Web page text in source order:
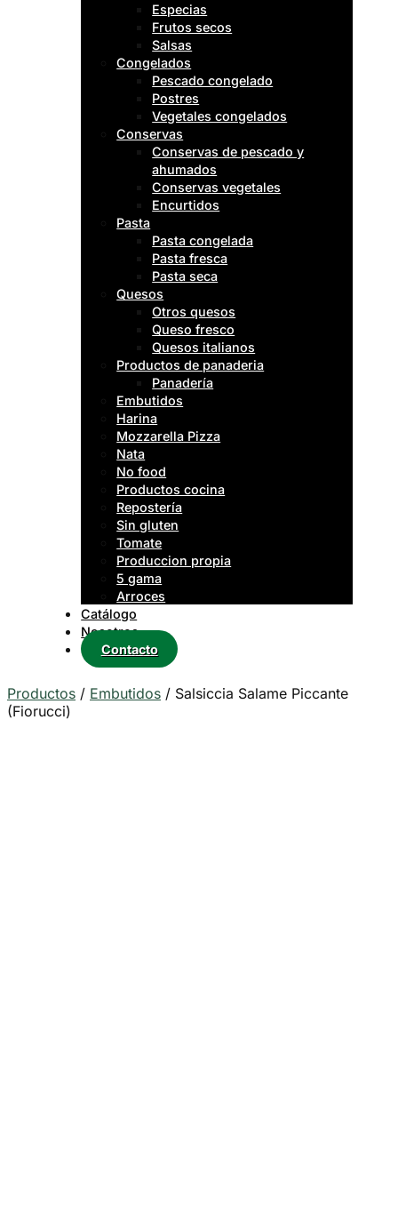
Especias
Frutos secos
Salsas
Congelados
Pescado congelado
Postres
Vegetales congelados
Conservas
Conservas de pescado y
ahumados
Conservas vegetales
Encurtidos
Pasta
Pasta congelada
Pasta fresca
Pasta seca
Quesos
Otros quesos
Queso fresco
Quesos italianos
Productos de panaderia
Panadería
Embutidos
Harina
Mozzarella Pizza
Nata
No food
Productos cocina
Repostería
Sin gluten
Tomate
Produccion propia
5 gama
Arroces
Catálogo
Nosotros
Contacto
Productos / Embutidos / Salsiccia Salame Piccante
(Fiorucci)